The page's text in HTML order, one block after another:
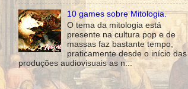
10 games sobre Mitologia.
O tema da mitologia está
presente na cultura pop e de
massas faz bastante tempo,
praticamente desde o início das
produções audiovisuais as n...